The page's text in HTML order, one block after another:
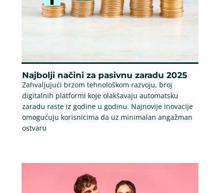
Najbolji načini za pasivnu zaradu 2025
Zahvaljujući brzom tehnološkom razvoju, broj
digitalnih platformi koje olakšavaju automatsku
zaradu raste iz godine u godinu. Najnovije inovacije
omogućuju korisnicima da uz minimalan angažman
ostvaru